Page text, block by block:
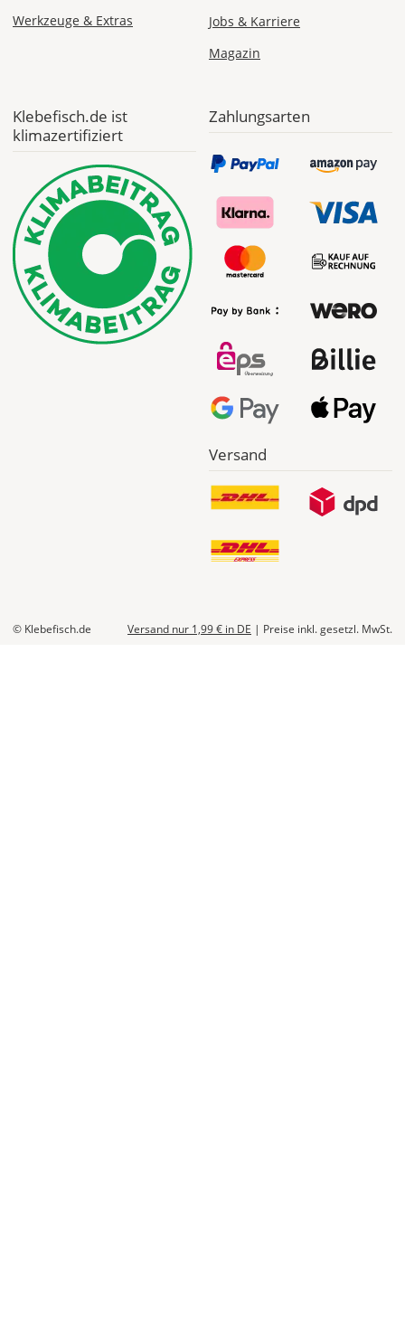
Fr., 07.08. -
Mo., 10.08.
Versandkosten 14,99
EUR
Abhängig
vom
Bestellwert:
Die
genauen
Produktionskosten
werden
Dir
Werkzeuge & Extras
Jobs & Karriere
Magazin
Klebefisch.de ist
klimazertifiziert
Zahlungsarten
Versand
© Klebefisch.de Versand nur 1,99 € in DE | Preise inkl. gesetzl. MwSt.